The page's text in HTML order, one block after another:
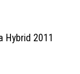
Hybrid 2011